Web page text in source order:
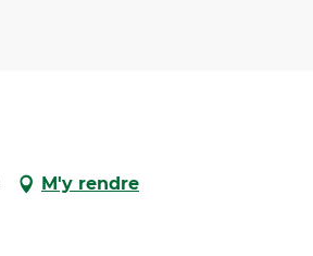
M'y rendre